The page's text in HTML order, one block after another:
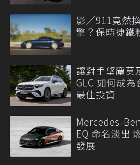
影／911竟然
擎？保時捷鐵
讓對手望塵莫
GLC 如何成為
最佳投資
Mercedes-
EQ 命名淡出
發展